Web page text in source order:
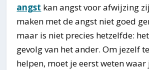
angst kan angst voor afwijzing
maken met de angst niet goed
maar is niet precies hetzelfde:
gevolg van het ander. Om jezelf
helpen, moet je eerst weten